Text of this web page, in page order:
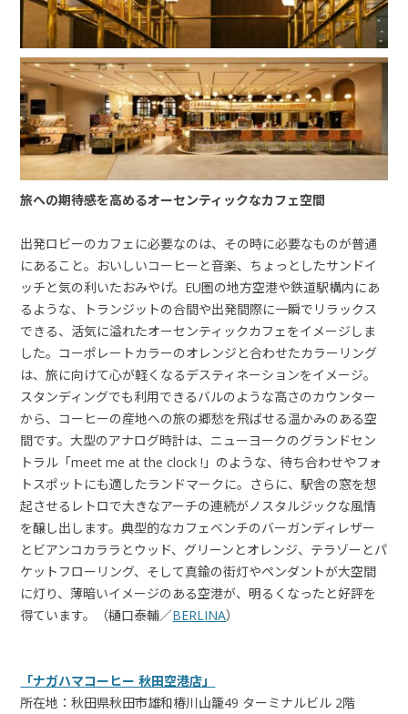
旅への期待感を高めるオーセンティックなカフェ空間
出発ロビーのカフェに必要なのは、その時に必要なものが普通
にあること。おいしいコーヒーと音楽、ちょっとしたサンドイ
ッチと気の利いたおみやげ。EU圏の地方空港や鉄道駅構内にあ
るような、トランジットの合間や出発間際に一瞬でリラックス
できる、活気に溢れたオーセンティックカフェをイメージしま
した。コーポレートカラーのオレンジと合わせたカラーリング
は、旅に向けて心が軽くなるデスティネーションをイメージ。
スタンディングでも利用できるバルのような高さのカウンター
から、コーヒーの産地への旅の郷愁を飛ばせる温かみのある空
間です。大型のアナログ時計は、ニューヨークのグランドセン
トラル「meet me at the clock !」のような、待ち合わせやフォ
トスポットにも適したランドマークに。さらに、駅舎の窓を想
起させるレトロで大きなアーチの連続がノスタルジックな風情
を醸し出します。典型的なカフェベンチのバーガンディレザー
とビアンコカララとウッド、グリーンとオレンジ、テラゾーとパ
ケットフローリング、そして真鍮の街灯やペンダントが大空間
に灯り、薄暗いイメージのある空港が、明るくなったと好評を
得ています。（樋口泰輔／BERLINA）
「ナガハマコーヒー 秋田空港店」
所在地：秋田県秋田市雄和椿川山籠49 ターミナルビル 2階